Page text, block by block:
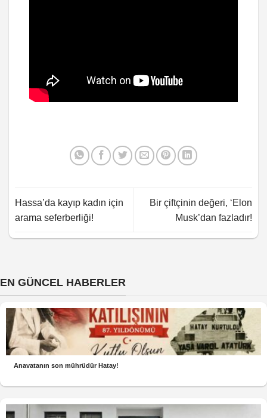
Hassa’da kayıp kadın için
arama seferberliği!
Bir çiftçinin değeri, ‘Elon
Musk’dan fazladır!
EN GÜNCEL HABERLER
Anavatanın son mührüdür Hatay!